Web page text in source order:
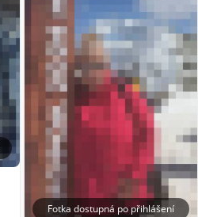
Fotka dostupná po přihlášení